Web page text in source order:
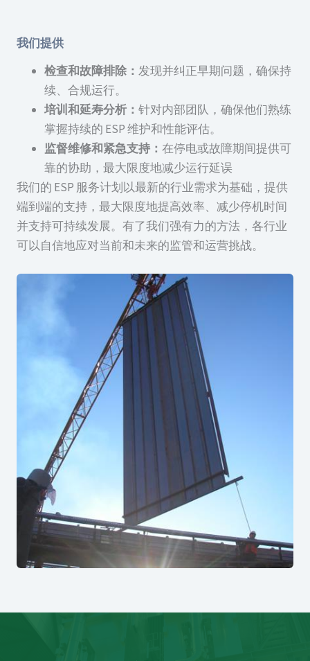
我们提供
检查和故障排除： 发现并纠正早期问题，确保持
续、合规运行。
培训和延寿分析： 针对内部团队，确保他们熟练
掌握持续的 ESP 维护和性能评估。
监督维修和紧急支持： 在停电或故障期间提供可
靠的协助，最大限度地减少运行延误
我们的 ESP 服务计划以最新的行业需求为基础，提供
端到端的支持，最大限度地提高效率、减少停机时间
并支持可持续发展。有了我们强有力的方法，各行业
可以自信地应对当前和未来的监管和运营挑战。